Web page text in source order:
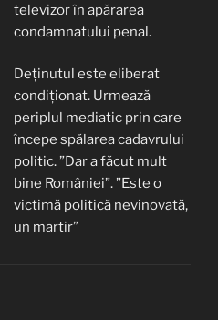
televizor în apărarea
condamnatului penal.
Deținutul este eliberat
condiționat. Urmează
periplul mediatic prin care
începe spălarea cadavrului
politic. ”Dar a făcut mult
bine României”. ”Este o
victimă politică nevinovată,
un martir”